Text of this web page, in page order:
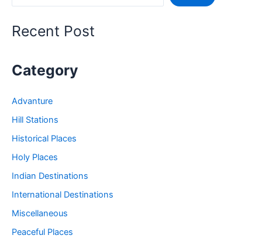
Places
Recent Post
Category
Advanture
Hill Stations
Historical Places
Holy Places
Indian Destinations
International Destinations
Miscellaneous
Peaceful Places